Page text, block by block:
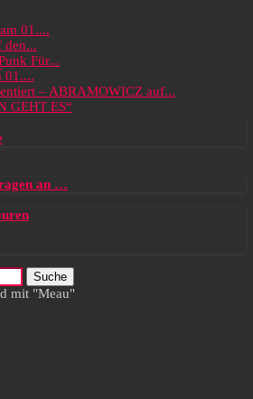
01....
den...
Für...
01....
– ABRAMOWICZ auf...
GEHT ES“
an …
Suche
mit "Meau"